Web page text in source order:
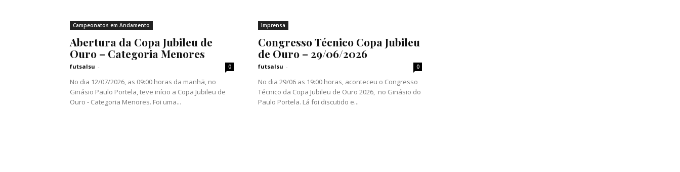
Campeonatos em Andamento
Abertura da Copa Jubileu de
Ouro – Categoria Menores
futsalsu - 0
No dia 12/07/2026, as 09:00 horas da manhã, no
Ginásio Paulo Portela, teve início a Copa Jubileu de
Ouro - Categoria Menores. Foi uma...
Imprensa
Congresso Técnico Copa Jubileu
de Ouro – 29/06/2026
futsalsu - 0
No dia 29/06 as 19:00 horas, aconteceu o Congresso
Técnico da Copa Jubileu de Ouro 2026, no Ginásio do
Paulo Portela. Lá foi discutido e...